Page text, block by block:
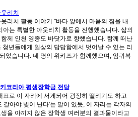
리치
리치 활동 이야기 "바다 앞에서 마음의 짐을 내
는 특별한 아웃리치 활동을 진행했습니다. 삶의
께 인천 영종도 바닷가로 향했습니다. 함께 떠난
년들에게 일상의 답답함에서 벗어날 수 있는 리
었습니다. 네 명의 위키즈가 함께했으며, 임귀복
코리아 평생장학금 전달
로 이 자리에 서게되어 굉장히 떨리기도 하고
갈아야 빛이 난다'는 말이 있듯, 이 자리는 각자의
을 아끼지 않은 장학생 여러분의 결과물이라고